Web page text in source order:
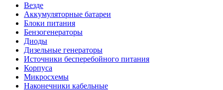
Везде
Аккумуляторные батареи
Блоки питания
Бензогенераторы
Диоды
Дизельные генераторы
Источники бесперебойного питания
Корпуса
Микросхемы
Наконечники кабельные